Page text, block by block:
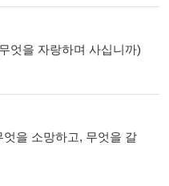
엇을 자랑하며 사십니까)
엇을 소망하고, 무엇을 갈